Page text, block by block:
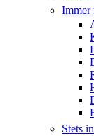
Immer
Stets